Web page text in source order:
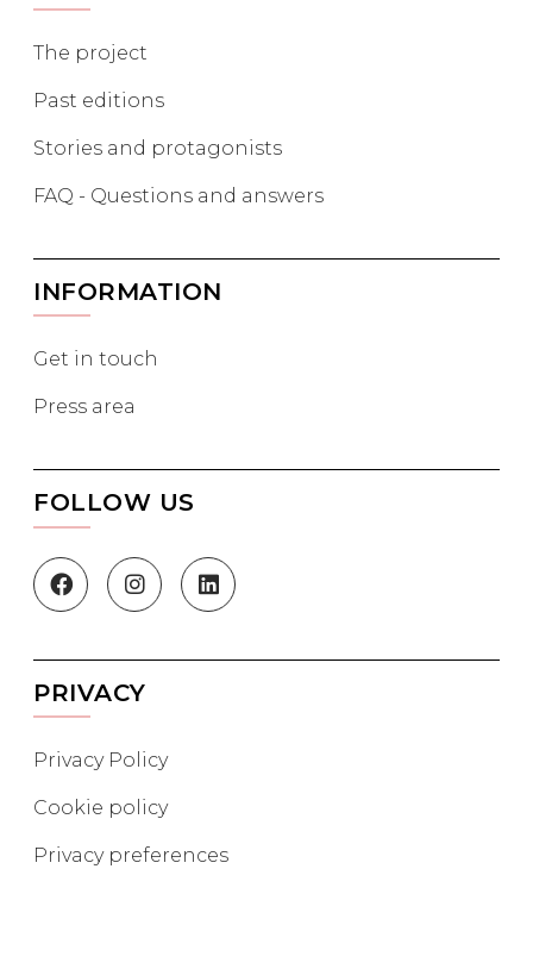
The project
Past editions
Stories and protagonists
FAQ - Questions and answers
INFORMATION
Get in touch
Press area
FOLLOW US
PRIVACY
Privacy Policy
Cookie policy
Privacy preferences